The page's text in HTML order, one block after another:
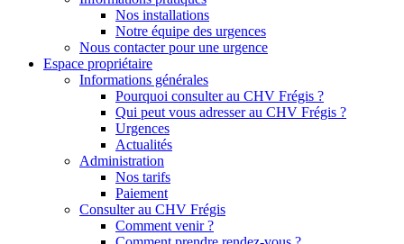
Nos installations
Notre équipe des urgences
Nous contacter pour une urgence
Espace propriétaire
Informations générales
Pourquoi consulter au CHV Frégis ?
Qui peut vous adresser au CHV Frégis ?
Urgences
Actualités
Administration
Nos tarifs
Paiement
Consulter au CHV Frégis
Comment venir ?